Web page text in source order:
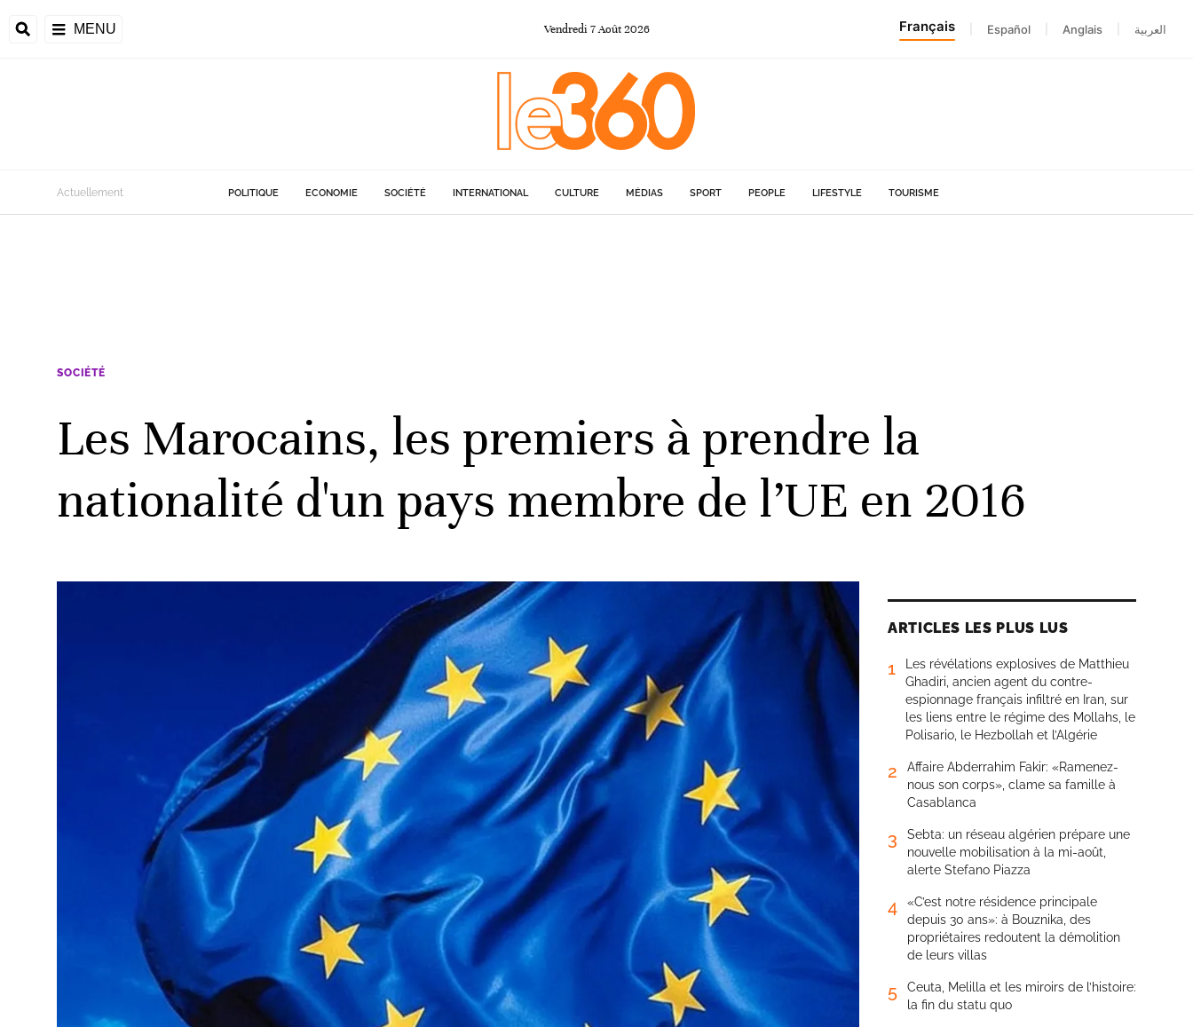
MENU Vendredi 7Août 2026 Français Español Anglais العربية
Actuellement POLITIQUE ECONOMIE SOCIÉTÉ INTERNATIONAL CULTURE MÉDIAS SPORT PEOPLE LIFESTYLE TOURISME
SOCIÉTÉ
Les Marocains, les premiers à prendre la
nationalité d'un pays membre de l’UE en 2016
ARTICLES LES PLUS LUS
1
Les révélations explosives de Matthieu
Ghadiri, ancien agent du contre-
espionnage français infiltré en Iran, sur
les liens entre le régime des Mollahs, le
Polisario, le Hezbollah et l’Algérie
2
Affaire Abderrahim Fakir: «Ramenez-
nous son corps», clame sa famille à
Casablanca
3
Sebta: un réseau algérien prépare une
nouvelle mobilisation à la mi-août,
alerte Stefano Piazza
4
«C’est notre résidence principale
depuis 30 ans»: à Bouznika, des
propriétaires redoutent la démolition
de leurs villas
5
Ceuta, Melilla et les miroirs de l’histoire:
la fin du statu quo